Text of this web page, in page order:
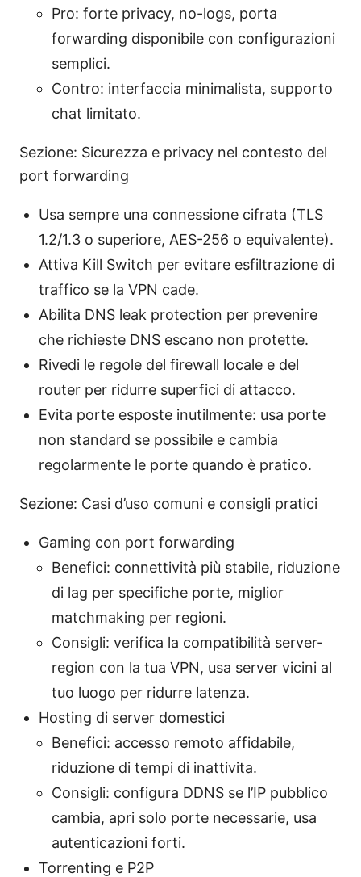
Pro: forte privacy, no-logs, porta
forwarding disponibile con configurazioni
semplici.
Contro: interfaccia minimalista, supporto
chat limitato.
Sezione: Sicurezza e privacy nel contesto del
port forwarding
Usa sempre una connessione cifrata (TLS
1.2/1.3 o superiore, AES-256 o equivalente).
Attiva Kill Switch per evitare esfiltrazione di
traffico se la VPN cade.
Abilita DNS leak protection per prevenire
che richieste DNS escano non protette.
Rivedi le regole del firewall locale e del
router per ridurre superfici di attacco.
Evita porte esposte inutilmente: usa porte
non standard se possibile e cambia
regolarmente le porte quando è pratico.
Sezione: Casi d’uso comuni e consigli pratici
Gaming con port forwarding
Benefici: connettività più stabile, riduzione
di lag per specifiche porte, miglior
matchmaking per regioni.
Consigli: verifica la compatibilità server-
region con la tua VPN, usa server vicini al
tuo luogo per ridurre latenza.
Hosting di server domestici
Benefici: accesso remoto affidabile,
riduzione di tempi di inattivita.
Consigli: configura DDNS se l’IP pubblico
cambia, apri solo porte necessarie, usa
autenticazioni forti.
Torrenting e P2P